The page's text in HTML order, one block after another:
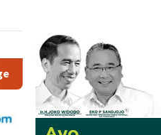
Siap Dorong